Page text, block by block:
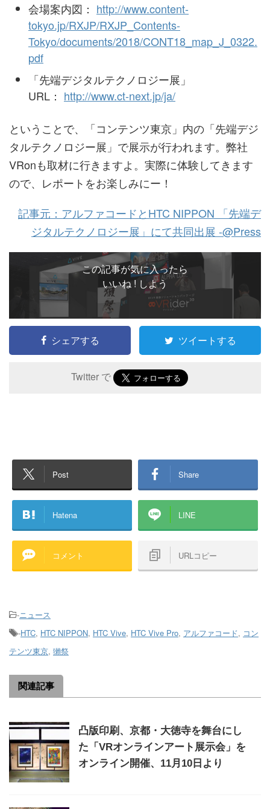
会場案内図： http://www.content-
tokyo.jp/RXJP/RXJP_Contents-
Tokyo/documents/2018/CONT18_map_J_0322.
pdf
「先端デジタルテクノロジー展」
URL： http://www.ct-next.jp/ja/
ということで、「コンテンツ東京」内の「先端デジ
タルテクノロジー展」で展示が行われます。弊社
VRonも取材に行きますよ。実際に体験してきます
ので、レポートをお楽しみにー！
記事元：アルファコードとHTC NIPPON 「先端デ
ジタルテクノロジー展」にて共同出展 -@Press
この記事が気に入ったら
いいね ! しよう
シェアする ツイートする
Twitter で
Post Share
Hatena LINE
コメント URLコピー
-ニュース
-HTC, HTC NIPPON, HTC Vive, HTC Vive Pro, アルファコード, コン
テンツ東京, 獺祭
関連記事
凸版印刷、京都・大徳寺を舞台にし
た「VRオンラインアート展示会」を
オンライン開催、11月10日より